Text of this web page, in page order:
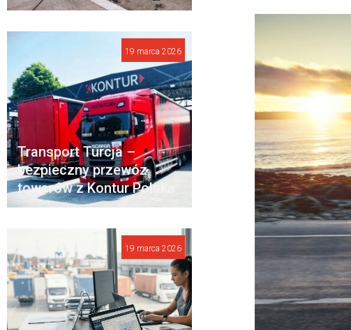
Transport Turcja –
bezpieczny przewóz
towarów z Kontur Polska
19 marca 2026
19 marca 2026